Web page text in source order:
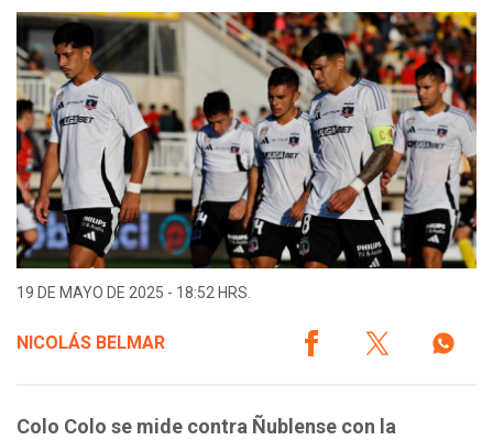
19 DE MAYO DE 2025 - 18:52 HRS.
NICOLÁS BELMAR
Colo Colo se mide contra Ñublense con la